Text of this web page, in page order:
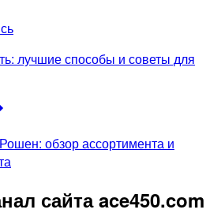
лучшие способы и советы для
обзор ассортимента и
сайта ace450.com